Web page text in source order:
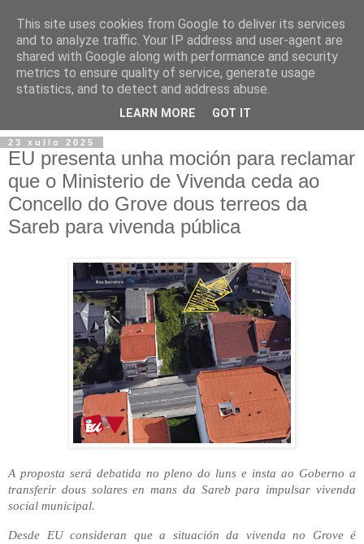
23 xullo 2025
EU presenta unha moción para reclamar
que o Ministerio de Vivenda ceda ao
Concello do Grove dous terreos da
Sareb para vivenda pública
A proposta será debatida no pleno do luns e insta ao Goberno a
transferir dous solares en mans da Sareb para impulsar vivenda
social municipal.
Desde EU consideran que a situación da vivenda no Grove é
This site uses cookies from Google to deliver its services
and to analyze traffic. Your IP address and user-agent are
shared with Google along with performance and security
metrics to ensure quality of service, generate usage
statistics, and to detect and address abuse.
LEARN MORE GOT IT